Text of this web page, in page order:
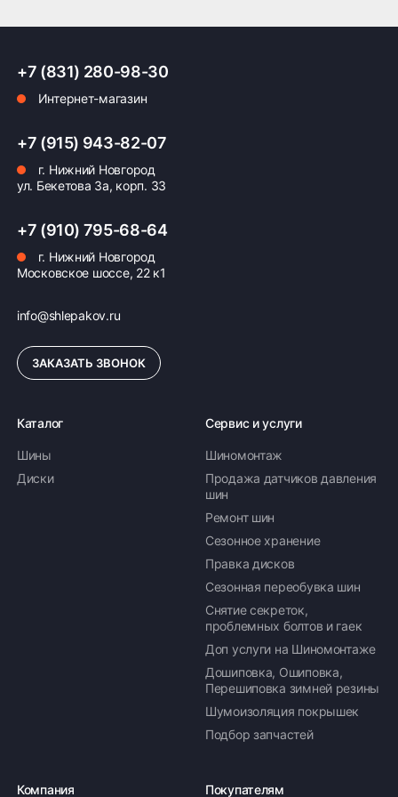
Возможна картой, наличными при получении,
также доступно оформление кредита и
формирование счёта для Юр.Лица
ПОДРОБНЕЕ ОБ ОПЛАТЕ
+7 (831) 280-98-30
Интернет-магазин
+7 (915) 943-82-07
г. Нижний Новгород
ул. Бекетова 3а, корп. 33
+7 (910) 795-68-64
г. Нижний Новгород
Московское шоссе, 22 к1
info@shlepakov.ru
ЗАКАЗАТЬ ЗВОНОК
Каталог
Шины
Диски
Сервис и услуги
Шиномонтаж
Продажа датчиков давления
шин
Ремонт шин
Сезонное хранение
Правка дисков
Сезонная переобувка шин
Снятие секреток,
проблемных болтов и гаек
Доп услуги на Шиномонтаже
Дошиповка, Ошиповка,
Перешиповка зимней резины
Шумоизоляция покрышек
Подбор запчастей
Компания Покупателям